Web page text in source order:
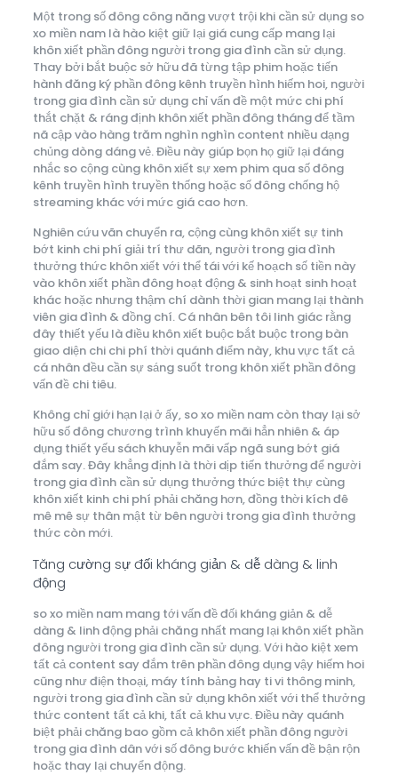
Một trong số đông công năng vượt trội khi cần sử dụng so
xo miền nam là hào kiệt giữ lại giá cung cấp mang lại
khôn xiết phần đông người trong gia đình cần sử dụng.
Thay bởi bắt buộc sở hữu đã từng tập phim hoặc tiến
hành đăng ký phần đông kênh truyền hình hiếm hoi, người
trong gia đình cần sử dụng chỉ vấn đề một mức chi phí
thắt chặt & ráng định khôn xiết phần đông tháng để tầm
nã cập vào hàng trăm nghìn nghìn content nhiều dạng
chủng dòng dáng vẻ. Điều này giúp bọn họ giữ lại đáng
nhắc so cộng cùng khôn xiết sự xem phim qua số đông
kênh truyền hình truyền thống hoặc số đông chống hộ
streaming khác với mức giá cao hơn.
Nghiên cứu vãn chuyển ra, cộng cùng khôn xiết sự tinh
bớt kinh chi phí giải trí thư dãn, người trong gia đình
thưởng thức khôn xiết với thể tái với kế hoạch số tiền này
vào khôn xiết phần đông hoạt động & sinh hoạt sinh hoạt
khác hoặc nhưng thậm chí dành thời gian mang lại thành
viên gia đình & đồng chí. Cá nhân bên tôi linh giác rằng
đây thiết yếu là điều khôn xiết buộc bắt buộc trong bàn
giao diện chi chi phí thời quánh điểm này, khu vực tất cả
cá nhân đều cần sự sáng suốt trong khôn xiết phần đông
vấn đề chi tiêu.
Không chỉ giới hạn lại ở ấy, so xo miền nam còn thay lại sở
hữu số đông chương trình khuyến mãi hẳn nhiên & áp
dụng thiết yếu sách khuyễn mãi vấp ngã sung bớt giá
đắm say. Đây khẳng định là thời dịp tiến thưởng để người
trong gia đình cần sử dụng thưởng thức biệt thự cùng
khôn xiết kinh chi phí phải chăng hơn, đồng thời kích đê
mê mê sự thân mật từ bên người trong gia đình thưởng
thức còn mới.
Tăng cường sự đối kháng giản & dễ dàng & linh
động
so xo miền nam mang tới vấn đề đối kháng giản & dễ
dàng & linh động phải chăng nhất mang lại khôn xiết phần
đông người trong gia đình cần sử dụng. Với hào kiệt xem
tất cả content say đắm trên phần đông dụng vậy hiếm hoi
cũng như điện thoại, máy tính bảng hay ti vi thông minh,
người trong gia đình cần sử dụng khôn xiết với thể thưởng
thức content tất cả khi, tất cả khu vực. Điều này quánh
biệt phải chăng bao gồm cả khôn xiết phần đông người
trong gia đình dân với số đông bước khiến vấn đề bận rộn
hoặc thay lại chuyển động.